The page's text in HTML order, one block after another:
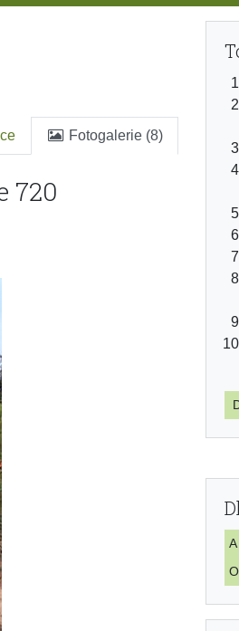
Fotogalerie (8)
720
A
O